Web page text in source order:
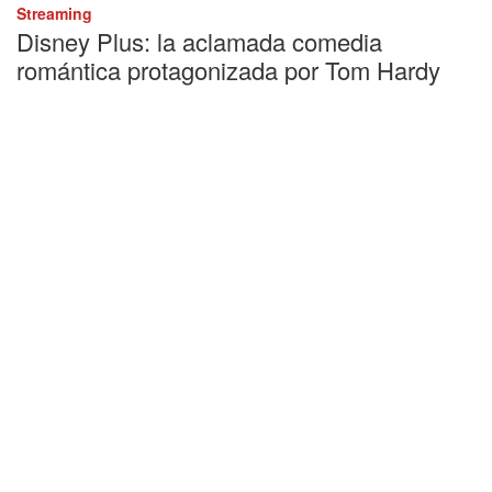
Streaming
Disney Plus: la aclamada comedia
romántica protagonizada por Tom Hardy